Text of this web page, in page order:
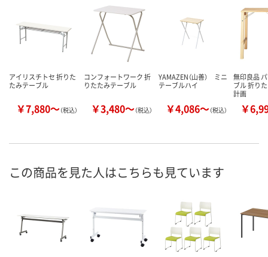
アイリスチトセ 折りた
たみテーブル
￥7,880～（税込）
コンフォートワーク 折
りたたみテーブル
￥3,480～（税込）
YAMAZEN（山善） ミニ
テーブルハイ
￥4,086～（税込）
無印良品
ブル 折り
計画
￥
この商品を見た人はこちらも見ています